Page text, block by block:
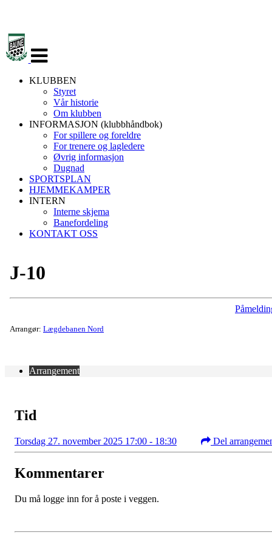
navigasjon
KLUBBEN
Styret
Vår historie
Om klubben
INFORMASJON (klubbhåndbok)
For spillere og foreldre
For trenere og lagledere
Øvrig informasjon
Dugnad
SPORTSPLAN
HJEMMEKAMPER
INTERN
Interne skjema
Banefordeling
KONTAKT OSS
J-10
Arrangør: Lægdebanen Nord
Arrangement
Tid
Torsdag 27. november 2025 17:00 - 18:30 Del
Kommentarer
Du må logge inn for å poste i veggen.